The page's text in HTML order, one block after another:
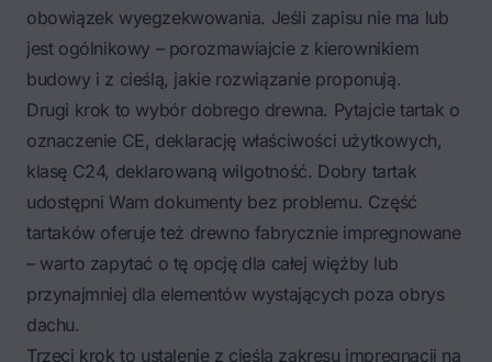
obowiązek wyegzekwowania. Jeśli zapisu nie ma lub
jest ogólnikowy – porozmawiajcie z kierownikiem
budowy i z cieślą, jakie rozwiązanie proponują.
Drugi krok to wybór dobrego drewna. Pytajcie tartak o
oznaczenie CE, deklarację właściwości użytkowych,
klasę C24, deklarowaną wilgotność. Dobry tartak
udostępni Wam dokumenty bez problemu. Część
tartaków oferuje też drewno fabrycznie impregnowane
– warto zapytać o tę opcję dla całej więźby lub
przynajmniej dla elementów wystających poza obrys
dachu.
Trzeci krok to ustalenie z cieślą zakresu impregnacji na